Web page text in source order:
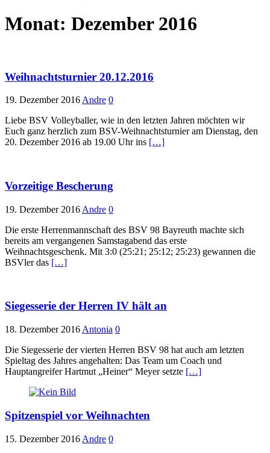
Monat: Dezember 2016
Weihnachtsturnier 20.12.2016
19. Dezember 2016 Andre 0
Liebe BSV Volleyballer, wie in den letzten Jahren möchten wir
Euch ganz herzlich zum BSV-Weihnachtsturnier am Dienstag, den
20. Dezember 2016 ab 19.00 Uhr ins […]
Vorzeitige Bescherung
19. Dezember 2016 Andre 0
Die erste Herrenmannschaft des BSV 98 Bayreuth machte sich
bereits am vergangenen Samstagabend das erste
Weihnachtsgeschenk. Mit 3:0 (25:21; 25:12; 25:23) gewannen die
BSVler das […]
Siegesserie der Herren IV hält an
18. Dezember 2016 Antonia 0
Die Siegesserie der vierten Herren BSV 98 hat auch am letzten
Spieltag des Jahres angehalten: Das Team um Coach und
Hauptangreifer Hartmut „Heiner“ Meyer setzte […]
Spitzenspiel vor Weihnachten
15. Dezember 2016 Andre 0